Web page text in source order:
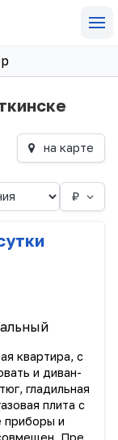
на карте
₽
квартира, с
и диван-
гладильная
плита с
приборы и
Пре...